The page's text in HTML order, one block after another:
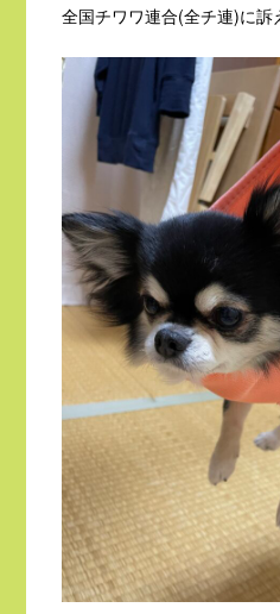
全国チワワ連合(全チ連)に訴